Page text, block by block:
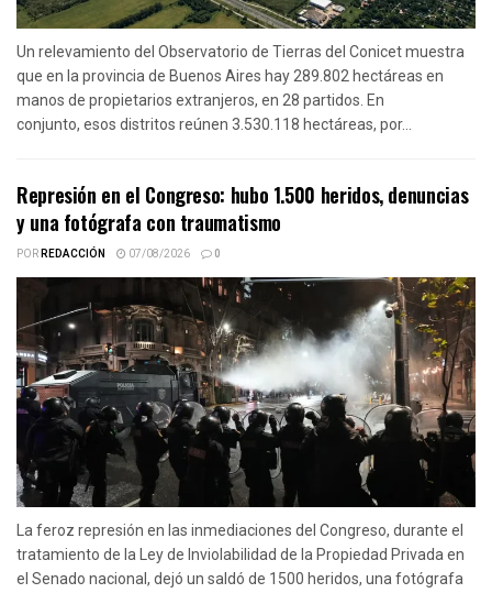
Un relevamiento del Observatorio de Tierras del Conicet muestra
que en la provincia de Buenos Aires hay 289.802 hectáreas en
manos de propietarios extranjeros, en 28 partidos. En
conjunto, esos distritos reúnen 3.530.118 hectáreas, por...
Represión en el Congreso: hubo 1.500 heridos, denuncias
y una fotógrafa con traumatismo
PORREDACCIÓN 07/08/2026 0
La feroz represión en las inmediaciones del Congreso, durante el
tratamiento de la Ley de Inviolabilidad de la Propiedad Privada en
el Senado nacional, dejó un saldó de 1500 heridos, una fotógrafa